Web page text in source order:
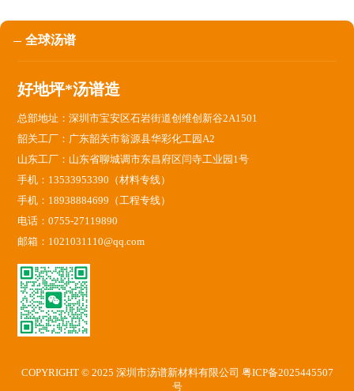
全球汤谱
好地坪*汤谱造
总部地址：深圳市宝安区石岩街道创维创新谷2A1501
韶关工厂：广东韶关市翁源县华彩化工园A2
山东工厂：山东省聊城调市东昌府区闫寺工业园1号
手机：13533953390（材料专线）
手机：18938884699（工程专线）
电话：0755-27119890
邮箱：1021031110@qq.com
COPYRIGHT © 2025 深圳市汤谱新材料有限公司 粤ICP备2025445507
号